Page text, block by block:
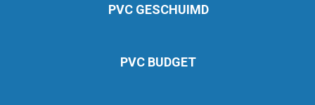
PVC GESCHUIMD
PVC BUDGET